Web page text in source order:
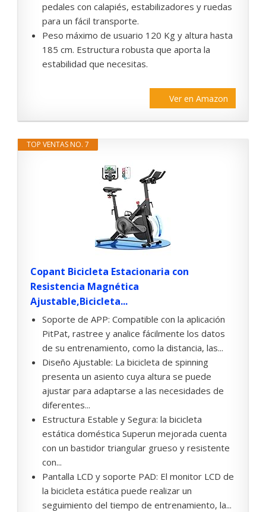
pedales con calapiés, estabilizadores y ruedas
para un fácil transporte.
Peso máximo de usuario 120 Kg y altura hasta
185 cm. Estructura robusta que aporta la
estabilidad que necesitas.
Ver en Amazon
TOP VENTAS NO. 7
Copant Bicicleta Estacionaria con
Resistencia Magnética
Ajustable,Bicicleta...
Soporte de APP: Compatible con la aplicación
PitPat, rastree y analice fácilmente los datos
de su entrenamiento, como la distancia, las...
Diseño Ajustable: La bicicleta de spinning
presenta un asiento cuya altura se puede
ajustar para adaptarse a las necesidades de
diferentes...
Estructura Estable y Segura: la bicicleta
estática doméstica Superun mejorada cuenta
con un bastidor triangular grueso y resistente
con...
Pantalla LCD y soporte PAD: El monitor LCD de
la bicicleta estática puede realizar un
seguimiento del tiempo de entrenamiento, la...